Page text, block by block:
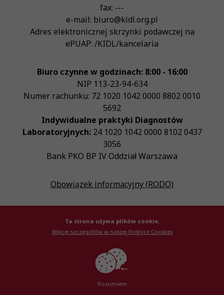
fax: ---
e-mail: biuro@kidl.org.pl
Adres elektronicznej skrzynki podawczej na
ePUAP: /KIDL/kancelaria
Biuro czynne w godzinach: 8:00 - 16:00
NIP 113-23-94-634
Numer rachunku: 72 1020 1042 0000 8802 0010
5692
Indywidualne praktyki Diagnostów
Laboratoryjnych:24 1020 1042 0000 8102 0437
3056
Bank PKO BP IV Oddział Warszawa
Obowiązek informacyjny (RODO)
© Krajowa Izba Diagnostów Laboratoryjnych 2026
Created by
Ta strona używa plików cookie.
Więcej szczegółów w naszej Polityce Cookies
Rozumiem